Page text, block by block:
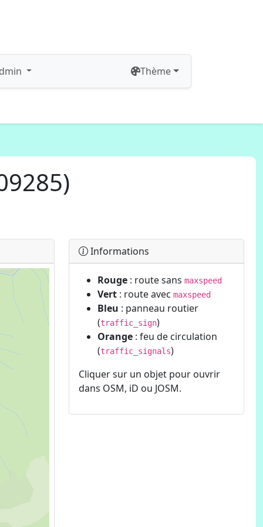
Thème
Informations
Rouge : route sansmaxspeed
Vert : route avecmaxspeed
Bleu : panneau routier
(traffic_sign)
Orange : feu de circulation
(traffic_signals)
Cliquer sur un objet pour ouvrir
dans OSM, iD ou JOSM.